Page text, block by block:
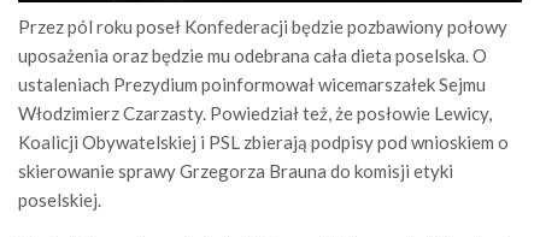
Przez pól roku poseł Konfederacji będzie pozbawiony połowy
uposażenia oraz będzie mu odebrana cała dieta poselska. O
ustaleniach Prezydium poinformował wicemarszałek Sejmu
Włodzimierz Czarzasty. Powiedział też, że posłowie Lewicy,
Koalicji Obywatelskiej i PSL zbierają podpisy pod wnioskiem o
skierowanie sprawy Grzegorza Brauna do komisji etyki
poselskiej.